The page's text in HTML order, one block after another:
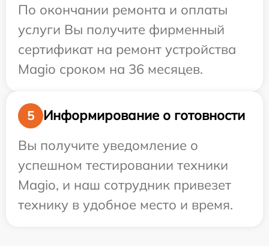
По окончании ремонта и оплаты
услуги Вы получите фирменный
сертификат на ремонт устройства
Magio сроком на 36 месяцев.
5
Информирование о готовности
Вы получите уведомление о
успешном тестировании техники
Magio, и наш сотрудник привезет
технику в удобное место и время.